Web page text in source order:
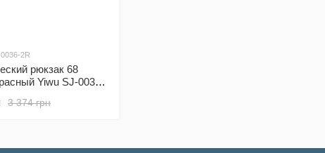
2R
рюкзак 68
Yiwu SJ-0036-
3 374 грн